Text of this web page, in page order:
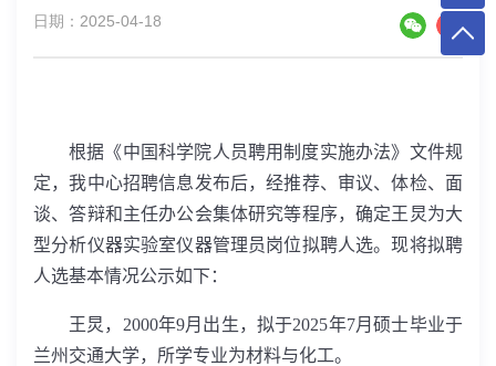
日期：2025-04-18
根据《中国科学院人员聘用制度实施办法》文件规
定，我中心招聘信息发布后，经推荐、审议、体检、面
谈、答辩和主任办公会集体研究等程序，确定王炅为大
型分析仪器实验室仪器管理员岗位拟聘人选。现将拟聘
人选基本情况公示如下：
王炅， 2000年9月出生，拟于2025年7月硕士毕业于
兰州交通大学，所学专业为材料与化工。